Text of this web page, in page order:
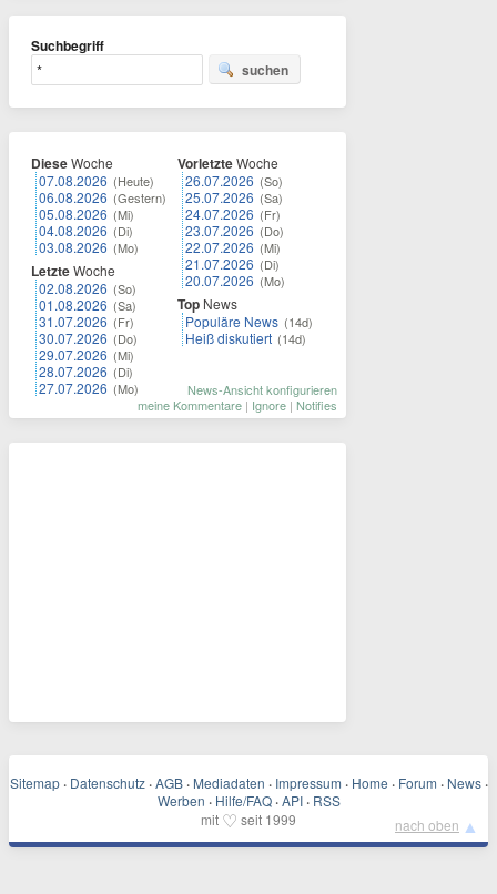
Suchbegriff
suchen
DieseWoche
07.08.2026 (Heute)
06.08.2026 (Gestern)
05.08.2026 (Mi)
04.08.2026 (Di)
03.08.2026 (Mo)
LetzteWoche
02.08.2026 (So)
01.08.2026 (Sa)
31.07.2026 (Fr)
30.07.2026 (Do)
29.07.2026 (Mi)
28.07.2026 (Di)
27.07.2026 (Mo)
VorletzteWoche
26.07.2026 (So)
25.07.2026 (Sa)
24.07.2026 (Fr)
23.07.2026 (Do)
22.07.2026 (Mi)
21.07.2026 (Di)
20.07.2026 (Mo)
Top News
Populäre News (14d)
Heiß diskutiert (14d)
News-Ansicht konfigurieren
meine Kommentare | Ignore | Notifies
Sitemap · Datenschutz · AGB · Mediadaten · Impressum · Home · Forum · News ·
Werben · Hilfe/FAQ · API · RSS
mit ♡ seit 1999 nach oben ▲